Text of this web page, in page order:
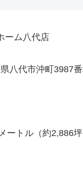
ーム八代店
八代市沖町3987
ートル（約2,886